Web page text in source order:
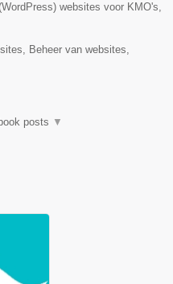
websites voor KMO's,
Beheer van websites,
posts ▼